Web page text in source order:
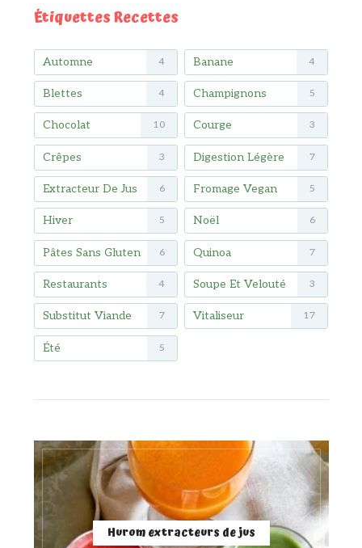
Étiquettes Recettes
Automne 4 Banane 4
Blettes 4 Champignons 5
Chocolat 10 Courge 3
Crêpes 3 Digestion Légère 7
Extracteur De Jus 6 Fromage Vegan 5
Hiver 5 Noël 6
Pâtes Sans Gluten 6 Quinoa 7
Restaurants 4 Soupe Et Velouté 3
Substitut Viande 7 Vitaliseur 17
Été 5
Hurom extracteurs de jus